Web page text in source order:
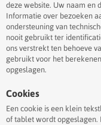
deze website. Uw naam en
Informatie over bezoeken
ondersteuning van
nooit gebruikt ter
ons verstrekt ten behoeve
gebruikt voor het
opgeslagen.
Cookies
Een cookie is een klein
of tablet wordt opgeslagen.